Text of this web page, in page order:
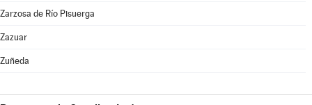
Zarzosa de Río Pisuerga
Zazuar
Zuñeda